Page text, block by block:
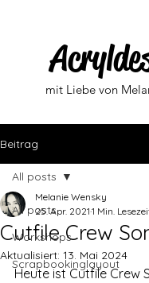
mit Liebe von
Beitrag
All posts
Workshops
Scrapbookinglayout
All posts
Cutfile Crew
Melanie Wensky
25. Apr. 2021 1 Min.
Aktualisiert: 13. Mai 2024
Heute ist Cutfile Crew